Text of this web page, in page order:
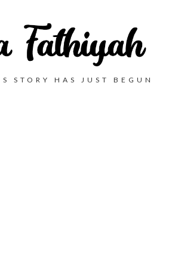
STORY HAS JUST BEGUN